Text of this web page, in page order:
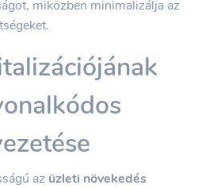
miközben minimalizálja az
az üzleti növekedés